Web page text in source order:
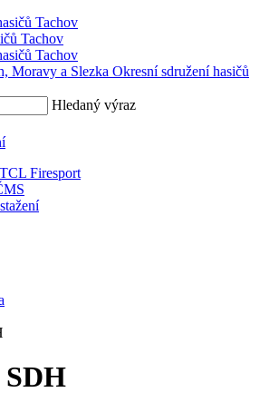
Tachov
Moravy a Slezka Okresní sdružení hasičů
Hledaný výraz
TCL Firesport